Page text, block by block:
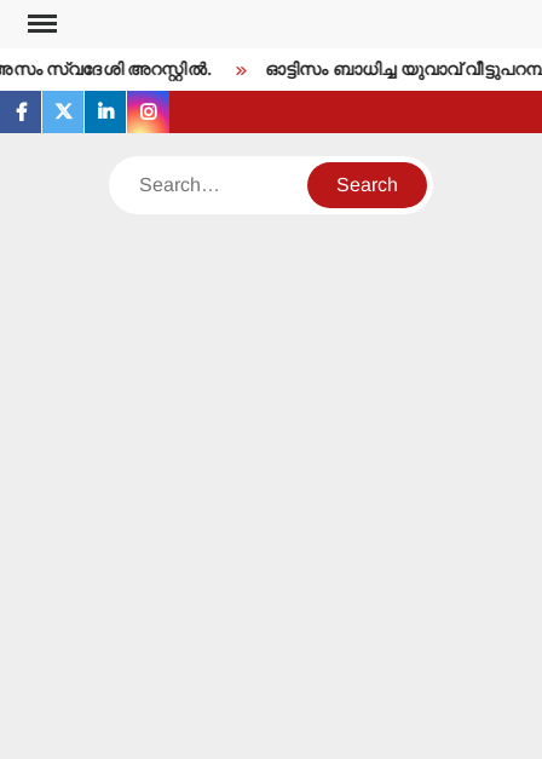
Skip
content
സ്വദേശി അറസ്റ്റില്‍. ഓട്ടിസം ബാധിച്ച യുവാവ്
facebook
twitterlinkedininstagram
Search